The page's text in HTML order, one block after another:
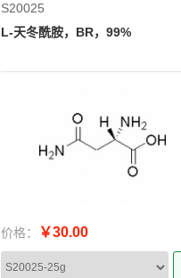
S20025
L-天冬酰胺，BR，99%
价格： ￥30.00